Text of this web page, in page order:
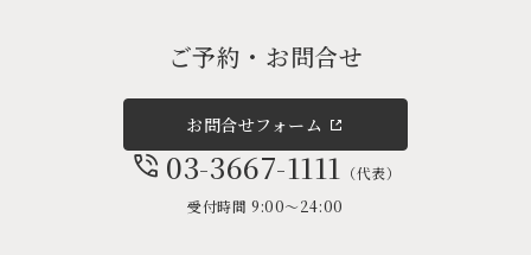
ご予約・お問合せ
お問合せフォーム
03-3667-1111 （代表）
受付時間 9:00～24:00